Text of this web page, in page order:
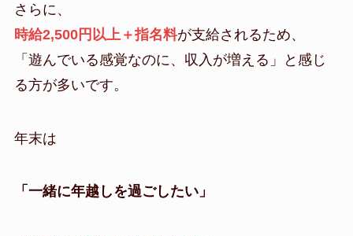
さらに、
時給2,500円以上＋指名料が支給されるため、
「遊んでいる感覚なのに、収入が増える」と感じ
る方が多いです。
年末は
「一緒に年越しを過ごしたい」